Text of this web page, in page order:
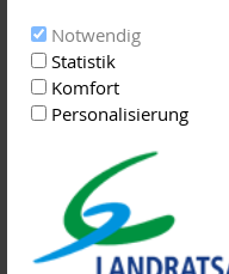
Notwendig
Statistik
Komfort
Personalisierung
großartigen
zwischen Bergen und
Miltenberger und
versuchten, mit den
Ende des 19.
hygienische Zustände,
unzureichende
Bürger und der
Kosten: 5,- €